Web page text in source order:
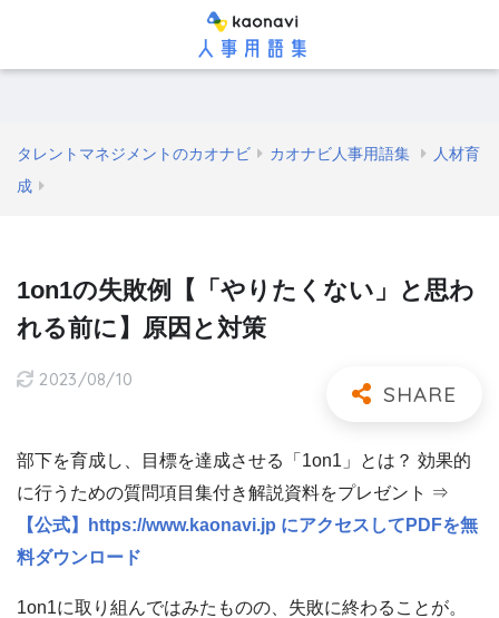
タレントマネジメントのカオナビ カオナビ人事用語集
人材育
成
1on1の失敗例【「やりたくない」と思わ
れる前に】原因と対策
2023/08/10
部下を育成し、目標を達成させる「1on1」とは？ 効果的
に行うための質問項目集付き解説資料をプレゼント ⇒
【公式】https://www.kaonavi.jp にアクセスしてPDFを無
料ダウンロード
1on1に取り組んではみたものの、失敗に終わることが。